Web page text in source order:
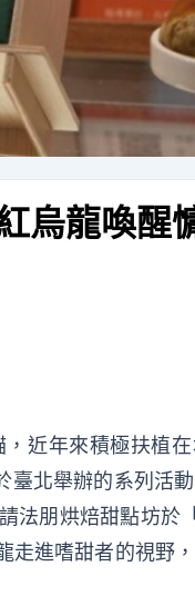
烏龍喚醒
近年來積極扶植
臺北舉辦的系列活
法朋烘焙甜點坊於
走進嗜甜者的視野